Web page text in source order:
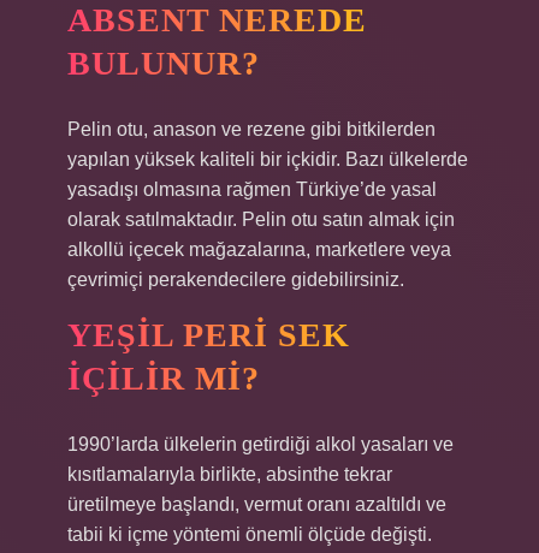
ABSENT NEREDE
BULUNUR?
Pelin otu, anason ve rezene gibi bitkilerden
yapılan yüksek kaliteli bir içkidir. Bazı ülkelerde
yasadışı olmasına rağmen Türkiye’de yasal
olarak satılmaktadır. Pelin otu satın almak için
alkollü içecek mağazalarına, marketlere veya
çevrimiçi perakendecilere gidebilirsiniz.
YEŞIL PERI SEK
IÇILIR MI?
1990’larda ülkelerin getirdiği alkol yasaları ve
kısıtlamalarıyla birlikte, absinthe tekrar
üretilmeye başlandı, vermut oranı azaltıldı ve
tabii ki içme yöntemi önemli ölçüde değişti.